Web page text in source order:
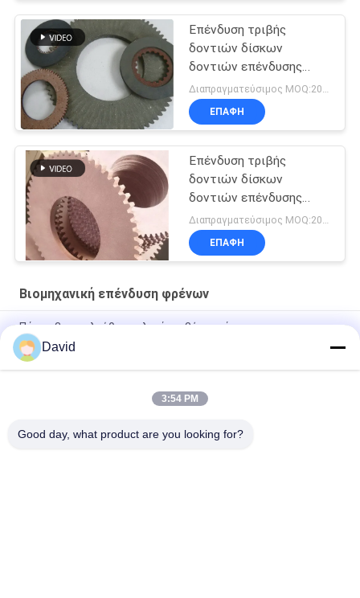
Επένδυση τριβής
δοντιών δίσκων
δοντιών επένδυσης
φρένων δοντιών
φύλλων δοντιών
φύλλων τριβής
ΕΠΑΦΉ
Επένδυση τριβής
δοντιών δίσκων
δοντιών επένδυσης
φρένων δοντιών
δίσκων φρένων φύλλων
τριβής
ΕΠΑΦΉ
Βιομηχανική επένδυση φρένων
Πάχος 3mm ελεύθερα υλικά τριβής αμιάντων
Βιομηχανική επένδυση φρένων αντίστασης πετρελαίου
μηχανών Τύπου δύναμης
Εύκαμπτα βιομηχανικά υλικά τριβής για τον ανελκυστήρα
David
3:54 PM
Good day, what product are you looking for?